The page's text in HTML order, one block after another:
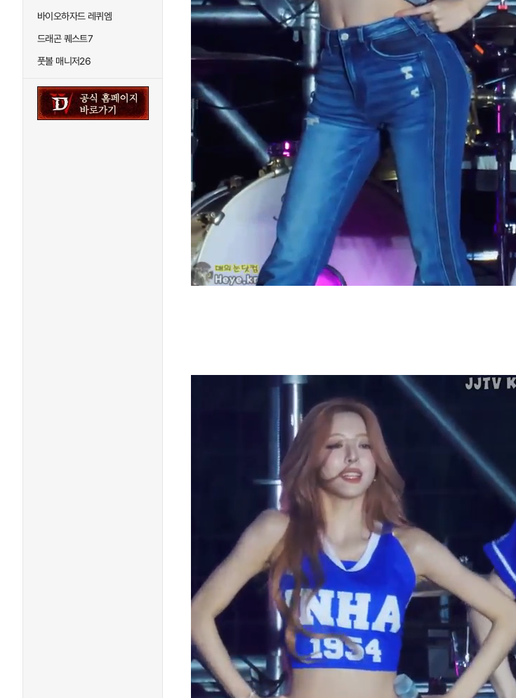
바이오하자드 레퀴엠
드래곤 퀘스트7
풋볼 매니저26